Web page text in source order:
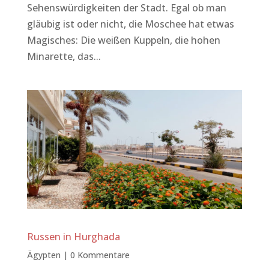
Sehenswürdigkeiten der Stadt. Egal ob man
gläubig ist oder nicht, die Moschee hat etwas
Magisches: Die weißen Kuppeln, die hohen
Minarette, das...
Russen in Hurghada
Ägypten | 0 Kommentare